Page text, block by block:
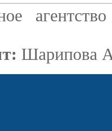
Шарипова